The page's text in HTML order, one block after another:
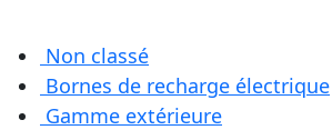
Non classé
Bornes de recharge électrique
Gamme extérieure